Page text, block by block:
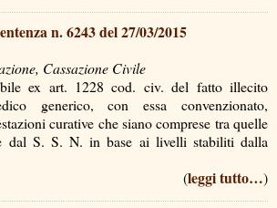
n. 6243 del 27/03/2015
Cassazione Civile
ex art. 1228 cod. civ. del fatto illecito
generico, con essa convenzionato,
curative che siano comprese tra quelle
dal S. S. N. in base ai livelli stabiliti dalla
(leggi tutto…)